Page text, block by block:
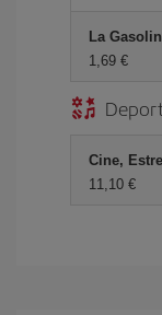
La
1,69 €
Cine,
11,10 €